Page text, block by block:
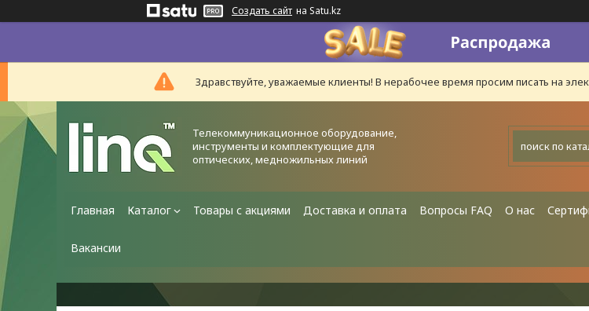
Создать сайт на Satu.kz
Здравствуйте, уважаемые клиенты! В нерабочее время просим писать на
Телекоммуникационное оборудование,
инструменты и комплектующие для
оптических, медножильных линий
Главная Каталог Товары с акциями Доставка и оплата Вопросы FAQ О нас
Вакансии